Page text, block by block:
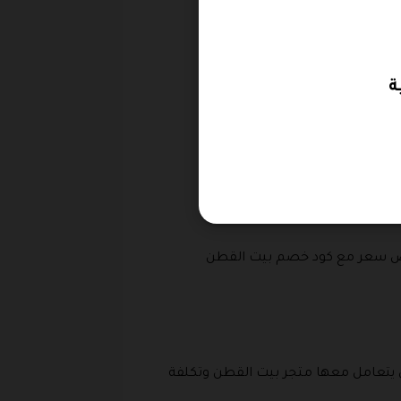
سعر مع كود خصم بيت القطن
معها متجر بيت القطن وتكلفة